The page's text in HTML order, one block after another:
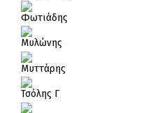
Φωτιάδης
Μυλώνης
Μυττάρης
Τσόλης Γ